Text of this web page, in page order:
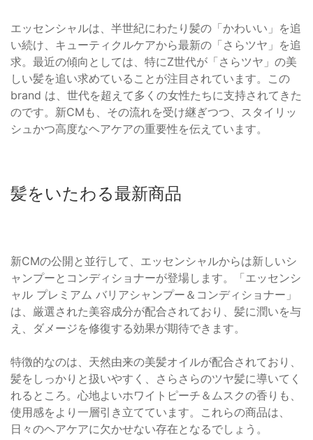
エッセンシャルは、半世紀にわたり髪の「かわいい」を追
い続け、キューティクルケアから最新の「さらツヤ」を追
求。最近の傾向としては、特にZ世代が「さらツヤ」の美
しい髪を追い求めていることが注目されています。この
brand は、世代を超えて多くの女性たちに支持されてきた
のです。新CMも、その流れを受け継ぎつつ、スタイリッ
シュかつ高度なヘアケアの重要性を伝えています。
髪をいたわる最新商品
新CMの公開と並行して、エッセンシャルからは新しいシ
ャンプーとコンディショナーが登場します。「エッセンシ
ャル プレミアム バリアシャンプー＆コンディショナー」
は、厳選された美容成分が配合されており、髪に潤いを与
え、ダメージを修復する効果が期待できます。
特徴的なのは、天然由来の美髪オイルが配合されており、
髪をしっかりと扱いやすく、さらさらのツヤ髪に導いてく
れるところ。心地よいホワイトピーチ＆ムスクの香りも、
使用感をより一層引き立てています。これらの商品は、
日々のヘアケアに欠かせない存在となるでしょう。